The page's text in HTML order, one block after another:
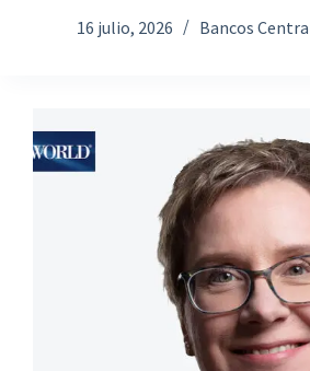
16 julio, 2026 Bancos